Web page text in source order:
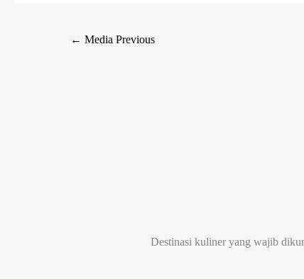
← Media Previous
Destinasi kuliner yang wajib